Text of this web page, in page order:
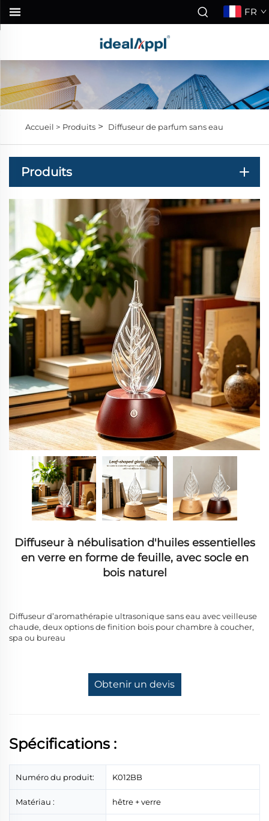
FR
Accueil > Produits> Diffuseur de parfum sans eau
Produits
Diffuseur à nébulisation d'huiles essentielles
en verre en forme de feuille, avec socle en
bois naturel
Diffuseur d’aromathérapie ultrasonique sans eau avec veilleuse
chaude, deux options de finition bois pour chambre à coucher,
spa ou bureau
Obtenir un devis
Spécifications :
Numéro du produit: K012BB
Matériau : hêtre + verre